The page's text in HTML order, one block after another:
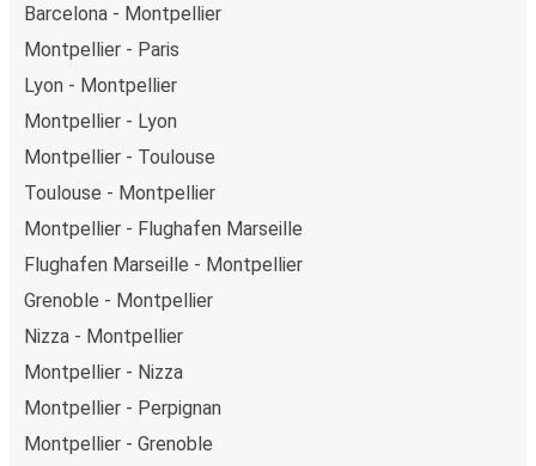
Barcelona - Montpellier
Montpellier - Paris
Lyon - Montpellier
Montpellier - Lyon
Montpellier - Toulouse
Toulouse - Montpellier
Montpellier - Flughafen Marseille
Flughafen Marseille - Montpellier
Grenoble - Montpellier
Nizza - Montpellier
Montpellier - Nizza
Montpellier - Perpignan
Montpellier - Grenoble